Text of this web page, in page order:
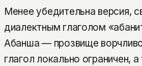
Менее убедительна версия,
диалектным глаголом
Абанша — прозвище
глагол локально ограничен,